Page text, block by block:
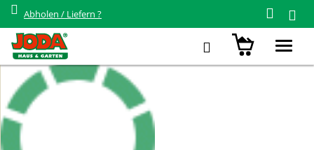
Abholen / Liefern ?
Gartenzaun - Schöne und stabile
Zäune für Ihren Garten